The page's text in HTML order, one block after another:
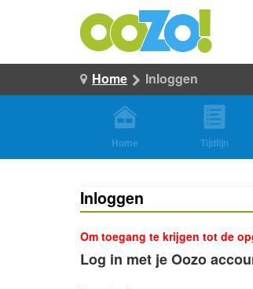
Home Inloggen
Home Tijdlijn
Inloggen
Om toegang te krijgen tot de
Log in met je Oozo